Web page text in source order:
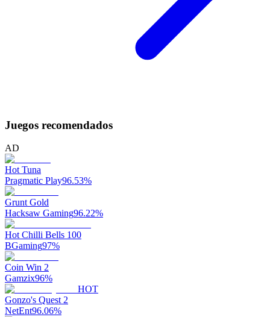
Juegos recomendados
AD
Hot Tuna
Pragmatic Play96.53%
Grunt Gold
Hacksaw Gaming96.22%
Hot Chilli Bells 100
BGaming97%
Coin Win 2
Gamzix96%
HOT
Gonzo's Quest 2
NetEnt96.06%